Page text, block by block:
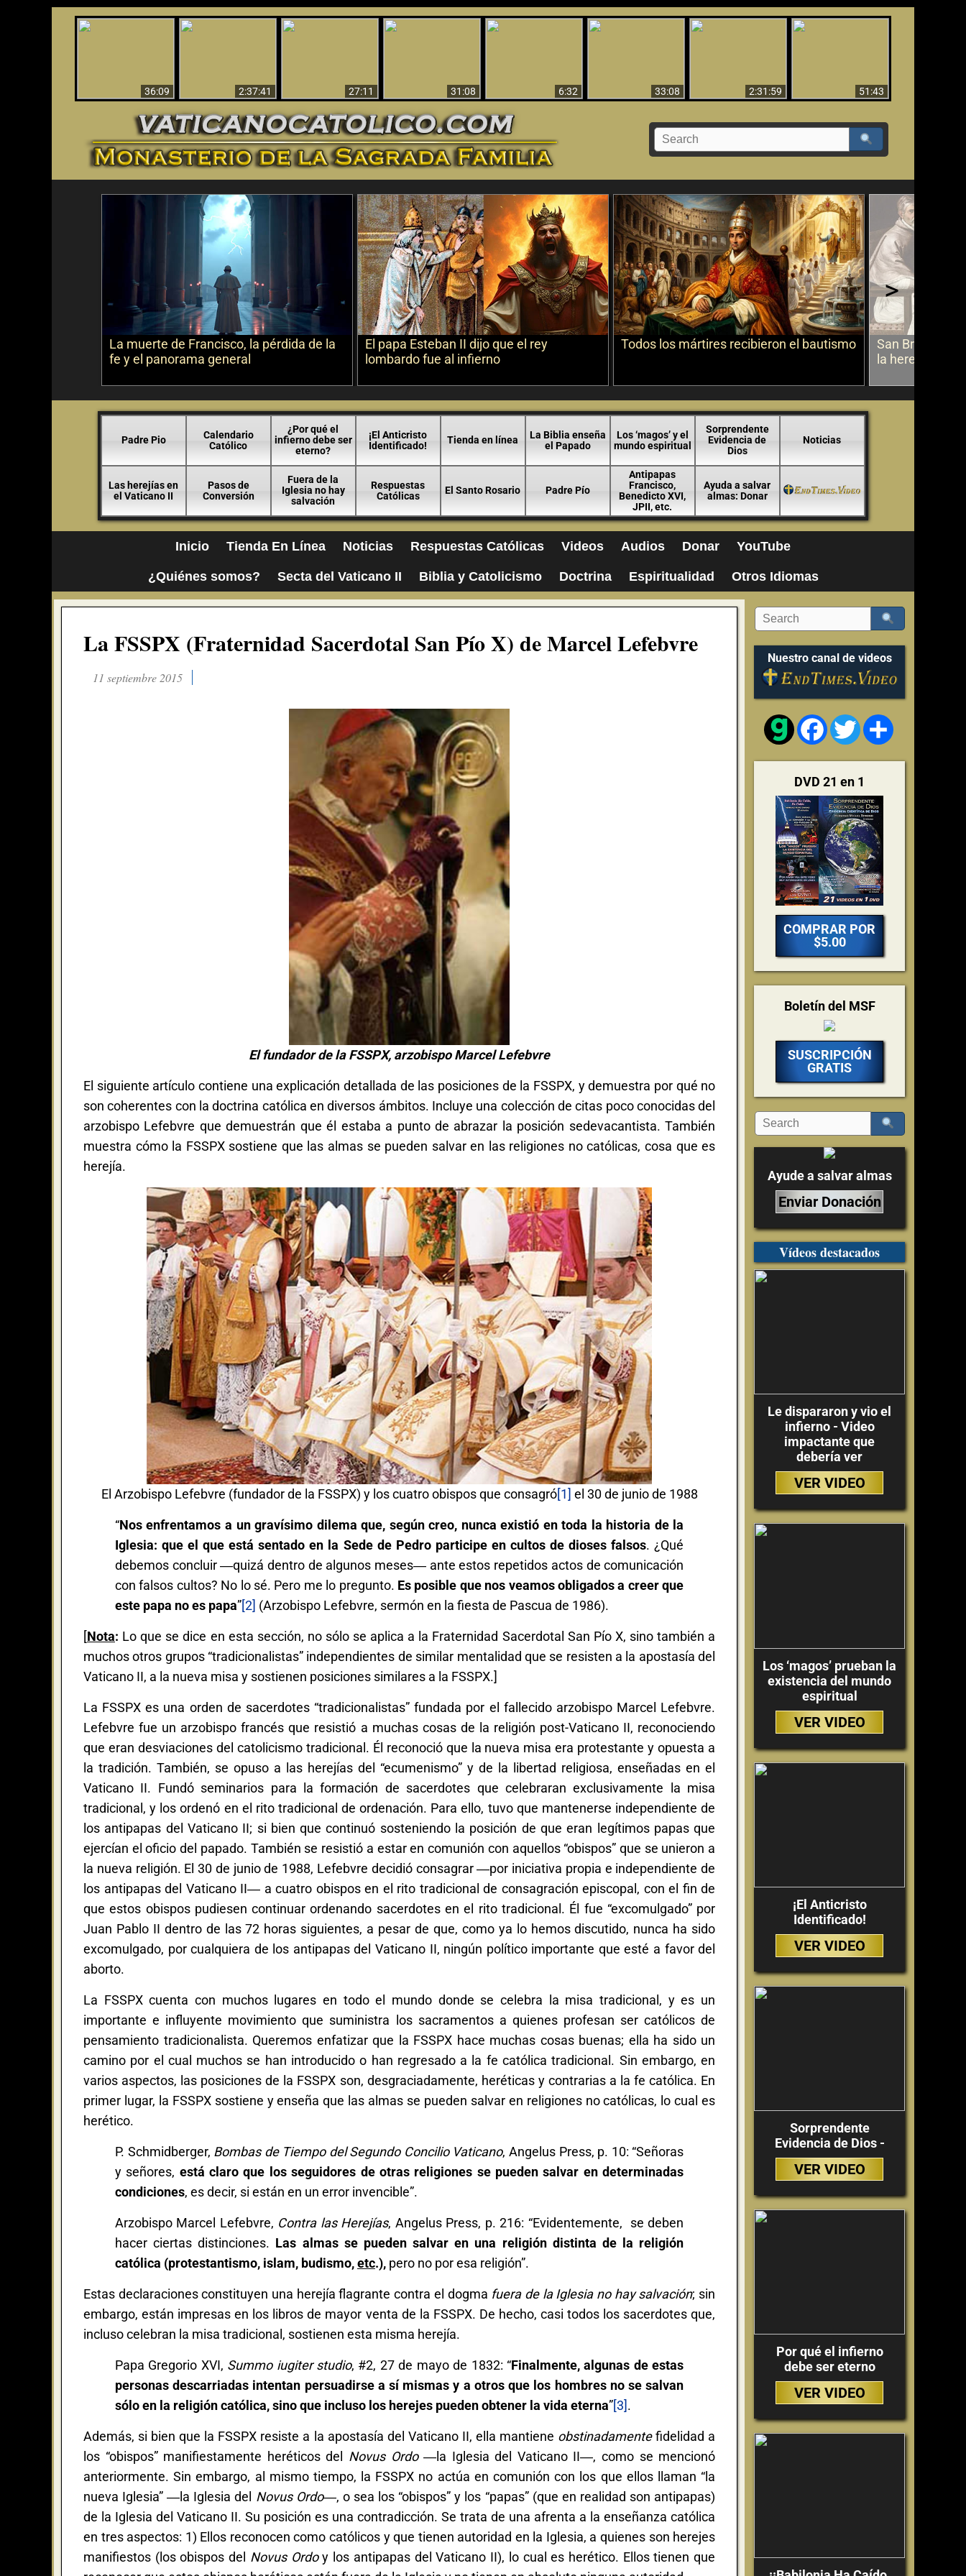
36:09
2:37:41
27:11
31:08 6:32 33:08 2:31:59
51:43
La muerte de Francisco, la pérdida de la
fe y el panorama general
El papa Esteban II dijo que el rey
lombardo fue al infierno
Todos los mártires recibieron el bautismo
San Bruno
la herejía
>
Padre Pio
Calendario
Católico
¿Por qué el
infierno debe ser
eterno?
¡El Anticristo
Identificado!
Tienda en línea
La Biblia enseña
el Papado
Los ‘magos’ y el
mundo espiritual
Sorprendente
Evidencia de
Dios
Noticias
Las herejías en
el Vaticano II
Pasos de
Conversión
Fuera de la
Iglesia no hay
salvación
Respuestas
Católicas
El Santo Rosario Padre Pío
Antipapas
Francisco,
Benedicto XVI,
JPII, etc.
Ayuda a salvar
almas: Donar
Inicio Tienda En Línea Noticias Respuestas Católicas Videos Audios Donar YouTube
¿Quiénes somos? Secta del Vaticano II Biblia y Catolicismo Doctrina Espiritualidad Otros Idiomas
La FSSPX (Fraternidad Sacerdotal San Pío X) de Marcel Lefebvre
11 septiembre 2015
El fundador de la FSSPX, arzobispo Marcel Lefebvre
El siguiente artículo contiene una explicación detallada de las posiciones de la FSSPX, y demuestra por qué no
son coherentes con la doctrina católica en diversos ámbitos. Incluye una colección de citas poco conocidas del
arzobispo Lefebvre que demuestrán que él estaba a punto de abrazar la posición sedevacantista. También
muestra cómo la FSSPX sostiene que las almas se pueden salvar en las religiones no católicas, cosa que es
herejía.
El Arzobispo Lefebvre (fundador de la FSSPX) y los cuatro obispos que consagró[1] el 30 de junio de 1988
“Nos enfrentamos a un gravísimo dilema que, según creo, nunca existió en toda la historia de la
Iglesia: que el que está sentado en la Sede de Pedro participe en cultos de dioses falsos. ¿Qué
debemos concluir ―quizá dentro de algunos meses― ante estos repetidos actos de comunicación
con falsos cultos? No lo sé. Pero me lo pregunto. Es posible que nos veamos obligados a creer que
este papa no es papa”[2] (Arzobispo Lefebvre, sermón en la fiesta de Pascua de 1986).
[Nota: Lo que se dice en esta sección, no sólo se aplica a la Fraternidad Sacerdotal San Pío X, sino también a
muchos otros grupos “tradicionalistas” independientes de similar mentalidad que se resisten a la apostasía del
Vaticano II, a la nueva misa y sostienen posiciones similares a la FSSPX.]
La FSSPX es una orden de sacerdotes “tradicionalistas” fundada por el fallecido arzobispo Marcel Lefebvre.
Lefebvre fue un arzobispo francés que resistió a muchas cosas de la religión post-Vaticano II, reconociendo
que eran desviaciones del catolicismo tradicional. Él reconoció que la nueva misa era protestante y opuesta a
la tradición. También, se opuso a las herejías del “ecumenismo” y de la libertad religiosa, enseñadas en el
Vaticano II. Fundó seminarios para la formación de sacerdotes que celebraran exclusivamente la misa
tradicional, y los ordenó en el rito tradicional de ordenación. Para ello, tuvo que mantenerse independiente de
los antipapas del Vaticano II; si bien que continuó sosteniendo la posición de que eran legítimos papas que
ejercían el oficio del papado. También se resistió a estar en comunión con aquellos “obispos” que se unieron a
la nueva religión. El 30 de junio de 1988, Lefebvre decidió consagrar ―por iniciativa propia e independiente de
los antipapas del Vaticano II― a cuatro obispos en el rito tradicional de consagración episcopal, con el fin de
que estos obispos pudiesen continuar ordenando sacerdotes en el rito tradicional. Él fue “excomulgado” por
Juan Pablo II dentro de las 72 horas siguientes, a pesar de que, como ya lo hemos discutido, nunca ha sido
excomulgado, por cualquiera de los antipapas del Vaticano II, ningún político importante que esté a favor del
aborto.
La FSSPX cuenta con muchos lugares en todo el mundo donde se celebra la misa tradicional, y es un
importante e influyente movimiento que suministra los sacramentos a quienes profesan ser católicos de
pensamiento tradicionalista. Queremos enfatizar que la FSSPX hace muchas cosas buenas; ella ha sido un
camino por el cual muchos se han introducido o han regresado a la fe católica tradicional. Sin embargo, en
varios aspectos, las posiciones de la FSSPX son, desgraciadamente, heréticas y contrarias a la fe católica. En
primer lugar, la FSSPX sostiene y enseña que las almas se pueden salvar en religiones no católicas, lo cual es
herético.
P. Schmidberger, Bombas de Tiempo del Segundo Concilio Vaticano, Angelus Press, p. 10: “Señoras
y señores, está claro que los seguidores de otras religiones se pueden salvar en determinadas
condiciones, es decir, si están en un error invencible”.
Arzobispo Marcel Lefebvre, Contra las Herejías, Angelus Press, p. 216: “Evidentemente, se deben
hacer ciertas distinciones. Las almas se pueden salvar en una religión distinta de la religión
católica (protestantismo, islam, budismo,etc.),pero no por esa religión”.
Estas declaraciones constituyen una herejía flagrante contra el dogma fuera de la Iglesia no hay salvación; sin
embargo, están impresas en los libros de mayor venta de la FSSPX. De hecho, casi todos los sacerdotes que,
incluso celebran la misa tradicional, sostienen esta misma herejía.
Papa Gregorio XVI, Summo iugiter studio, #2, 27 de mayo de 1832: “Finalmente, algunas de estas
personas descarriadas intentan persuadirse a sí mismas y a otros que los hombres no se salvan
sólo en la religión católica, sino que incluso los herejes pueden obtener la vida eterna”[3].
Además, si bien que la FSSPX resiste a la apostasía del Vaticano II, ella mantiene obstinadamentefidelidad a
los “obispos” manifiestamente heréticos del Novus Ordo―la Iglesia del Vaticano II―, como se mencionó
anteriormente. Sin embargo, al mismo tiempo, la FSSPX no actúa en comunión con los que ellos llaman “la
nueva Iglesia” ―la Iglesia del Novus Ordo―, o sea los “obispos” y los “papas” (que en realidad son antipapas)
de la Iglesia del Vaticano II. Su posición es una contradicción. Se trata de una afrenta a la enseñanza católica
en tres aspectos: 1) Ellos reconocen como católicos y que tienen autoridad en la Iglesia, a quienes son herejes
manifiestos (los obispos del Novus Ordoy los antipapas del Vaticano II), lo cual es herético. Ellos tienen que
Nuestro canal de videos
FacebookTwitter
DVD 21 en 1
COMPRAR POR
$5.00
Boletín del MSF
SUSCRIPCIÓN
GRATIS
Ayude a salvar almas
Enviar Donación
Vídeos destacados
Le dispararon y vio el
infierno - Video
impactante que
debería ver
VER VIDEO
Los ‘magos’ prueban la
existencia del mundo
espiritual
VER VIDEO
¡El Anticristo
Identificado!
VER VIDEO
Sorprendente
Evidencia de Dios -
VER VIDEO
Por qué el infierno
debe ser eterno
VER VIDEO